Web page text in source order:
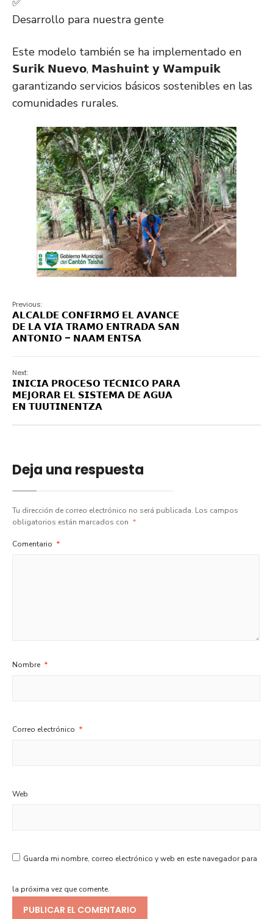
Desarrollo para nuestra gente
Este modelo también se ha implementado en
𝗦𝘂𝗿𝗶𝗸 𝗡𝘂𝗲𝘃𝗼, 𝗠𝗮𝘀𝗵𝘂𝗶𝗻𝘁 𝘆 𝗪𝗮𝗺𝗽𝘂𝗶𝗸
garantizando servicios básicos sostenibles en las
comunidades rurales.
Previous:
𝗔𝗟𝗖𝗔𝗟𝗗𝗘 𝗖𝗢𝗡𝗙𝗜𝗥𝗠𝗢́ 𝗘𝗟 𝗔𝗩𝗔𝗡𝗖𝗘
𝗗𝗘 𝗟𝗔 𝗩𝗜́𝗔 𝗧𝗥𝗔𝗠𝗢 𝗘𝗡𝗧𝗥𝗔𝗗𝗔 𝗦𝗔𝗡
𝗔𝗡𝗧𝗢𝗡𝗜𝗢 – 𝗡𝗔𝗔𝗠 𝗘𝗡𝗧𝗦𝗔
Next:
𝗜𝗡𝗜𝗖𝗜𝗔 𝗣𝗥𝗢𝗖𝗘𝗦𝗢 𝗧𝗘́𝗖𝗡𝗜𝗖𝗢 𝗣𝗔𝗥𝗔
𝗠𝗘𝗝𝗢𝗥𝗔𝗥 𝗘𝗟 𝗦𝗜𝗦𝗧𝗘𝗠𝗔 𝗗𝗘 𝗔𝗚𝗨𝗔
𝗘𝗡 𝗧𝗨𝗨𝗧𝗜𝗡𝗘𝗡𝗧𝗭𝗔
Deja una respuesta
Tu dirección de correo electrónico no será publicada. Los campos
obligatorios están marcados con *
Comentario *
Nombre *
Correo electrónico *
Web
Guarda mi nombre, correo electrónico y web en este navegador para
la próxima vez que comente.